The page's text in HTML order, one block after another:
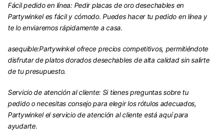
Fácil pedido en línea:Pedir placas de oro desechables en
Partywinkel es fácil y cómodo. Puedes hacer tu pedido en línea y
te lo enviaremos rápidamente a casa.
asequible:Partywinkel ofrece precios competitivos, permitiéndote
disfrutar de platos dorados desechables de alta calidad sin salirte
de tu presupuesto.
Servicio de atención al cliente: Si tienes preguntas sobre tu
pedido o necesitas consejo para elegir los rótulos adecuados,
Partywinkel el servicio de atención al cliente está aquí para
ayudarte.